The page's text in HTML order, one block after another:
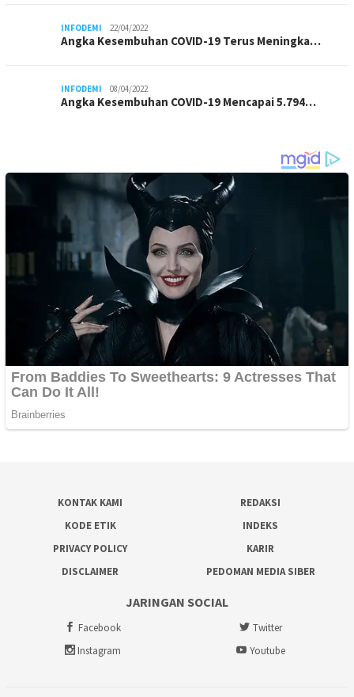
INFODEMI 22/04/2022
Angka Kesembuhan COVID-19 Terus Meningka…
INFODEMI 08/04/2022
Angka Kesembuhan COVID-19 Mencapai 5.794…
KONTAK KAMI
REDAKSI
KODE ETIK
INDEKS
PRIVACY POLICY
KARIR
DISCLAIMER
PEDOMAN MEDIA SIBER
JARINGAN SOCIAL
Facebook
Twitter
Instagram
Youtube